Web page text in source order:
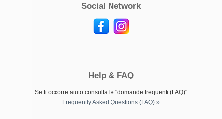
Social Network
Help & FAQ
Se ti occorre aiuto consulta le "domande frequenti (FAQ)"
Frequently Asked Questions (FAQ) »